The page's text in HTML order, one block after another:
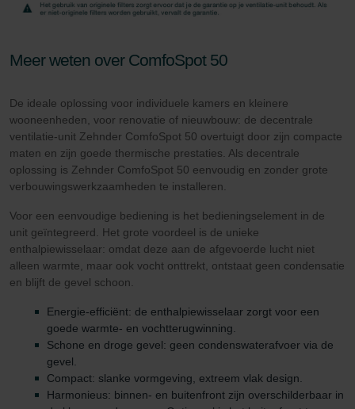
Meer weten over ComfoSpot 50
De ideale oplossing voor individuele kamers en kleinere
wooneenheden, voor renovatie of nieuwbouw: de decentrale
ventilatie-unit Zehnder ComfoSpot 50 overtuigt door zijn compacte
maten en zijn goede thermische prestaties. Als decentrale
oplossing is Zehnder ComfoSpot 50 eenvoudig en zonder grote
verbouwingswerkzaamheden te installeren.
Voor een eenvoudige bediening is het bedieningselement in de
unit geïntegreerd. Het grote voordeel is de unieke
enthalpiewisselaar: omdat deze aan de afgevoerde lucht niet
alleen warmte, maar ook vocht onttrekt, ontstaat geen condensatie
en blijft de gevel schoon.
Energie-efficiënt: de enthalpiewisselaar zorgt voor een
goede warmte- en vochtterugwinning.
Schone en droge gevel: geen condenswaterafvoer via de
gevel.
Compact: slanke vormgeving, extreem vlak design.
Harmonieus: binnen- en buitenfront zijn overschilderbaar in